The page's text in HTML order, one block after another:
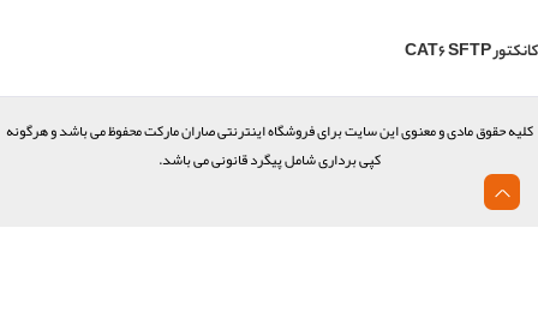
کانکتور CAT6 SFTP
کلیه حقوق مادی و معنوی این سایت برای فروشگاه اینترنتی صاران مارکت محفوظ می باشد و هرگونه
کپی برداری شامل پیگرد قانونی می باشد.